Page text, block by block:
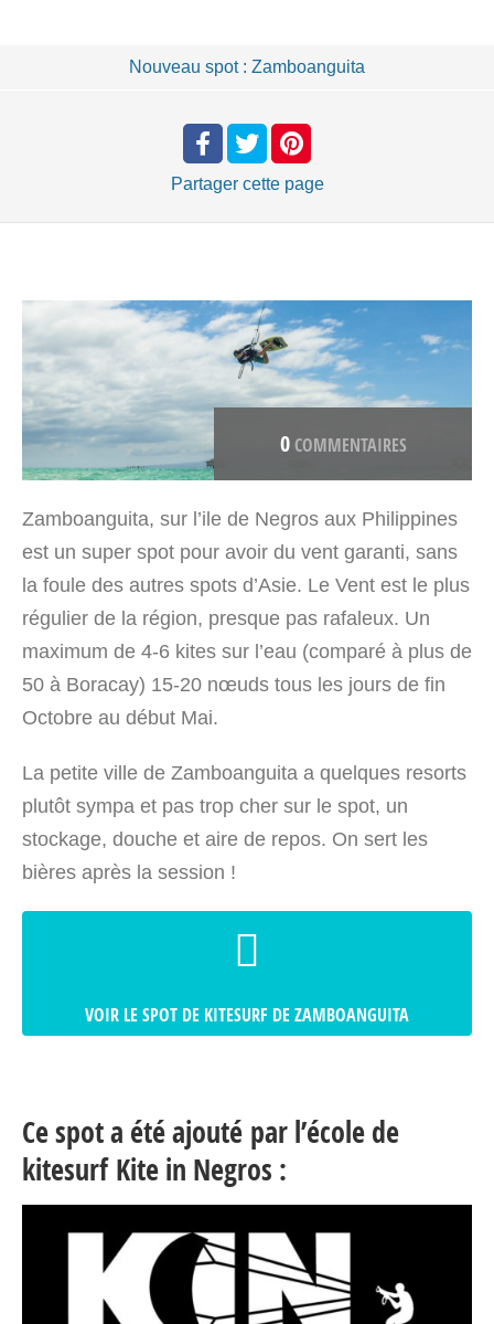
Nouveau spot : Zamboanguita
Partager cette page
0COMMENTAIRES
Zamboanguita, sur l’ile de Negros aux Philippines
est un super spot pour avoir du vent garanti, sans
la foule des autres spots d’Asie. Le Vent est le plus
régulier de la région, presque pas rafaleux. Un
maximum de 4-6 kites sur l’eau (comparé à plus de
50 à Boracay) 15-20 nœuds tous les jours de fin
Octobre au début Mai.
La petite ville de Zamboanguita a quelques resorts
plutôt sympa et pas trop cher sur le spot, un
stockage, douche et aire de repos. On sert les
bières après la session !
VOIR LE SPOT DE KITESURF DE ZAMBOANGUITA
Ce spot a été ajouté par l’école de
kitesurf Kite in Negros :